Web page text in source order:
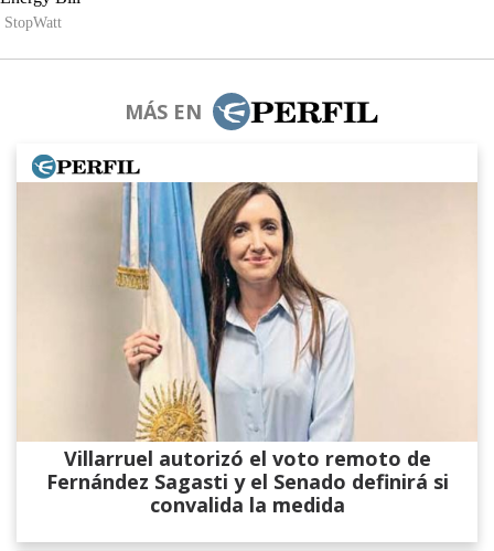
MÁS EN
Villarruel autorizó el voto remoto de
Fernández Sagasti y el Senado definirá si
convalida la medida